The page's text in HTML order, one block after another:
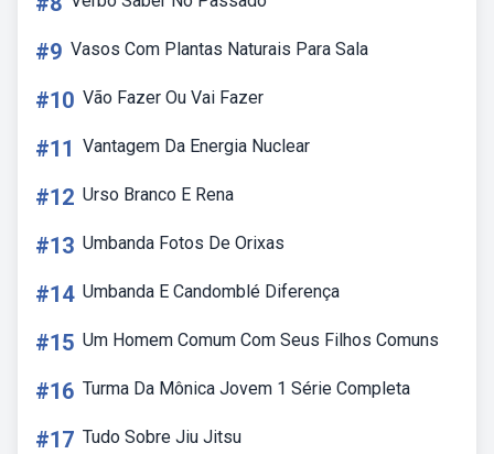
#9 Vasos Com Plantas Naturais Para Sala
#10 Vão Fazer Ou Vai Fazer
#11 Vantagem Da Energia Nuclear
#12 Urso Branco E Rena
#13 Umbanda Fotos De Orixas
#14 Umbanda E Candomblé Diferença
#15 Um Homem Comum Com Seus Filhos Comuns
#16 Turma Da Mônica Jovem 1 Série Completa
#17 Tudo Sobre Jiu Jitsu